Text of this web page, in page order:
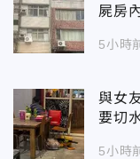
屍房
5小時
與女
要切
5小時